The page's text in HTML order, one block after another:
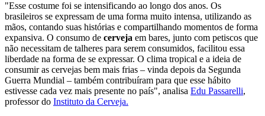
"Esse costume foi se intensificando ao longo dos anos. Os
brasileiros se expressam de uma forma muito intensa, utilizando as
mãos, contando suas histórias e compartilhando momentos de forma
expansiva. O consumo de cerveja em bares, junto com petiscos que
não necessitam de talheres para serem consumidos, facilitou essa
liberdade na forma de se expressar. O clima tropical e a ideia de
consumir as cervejas bem mais frias – vinda depois da Segunda
Guerra Mundial – também contribuíram para que esse hábito
estivesse cada vez mais presente no país", analisa Edu Passarelli,
professor do Instituto da Cerveja.